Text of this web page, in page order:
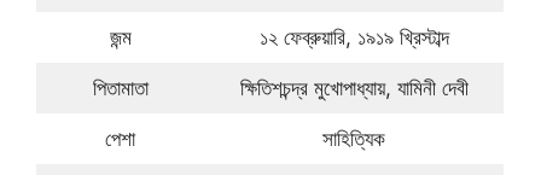
জন্ম ১২ ফেব্রুয়ারি, ১৯১৯ খ্রিস্টাব্দ
পিতামাতা ক্ষিতিশচন্দ্র মুখোপাধ্যায়, যামিনী দেবী
পেশা সাহিত্যিক